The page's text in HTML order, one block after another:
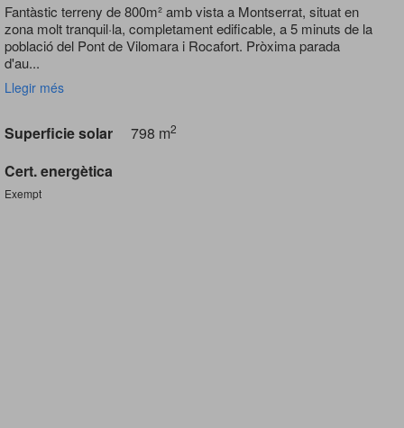
Fantàstic terreny de 800m² amb vista a Montserrat, situat en
zona molt tranquil·la, completament edificable, a 5 minuts de la
població del Pont de Vilomara i Rocafort. Pròxima parada
d'au...
Llegir més
Superficie solar 798 m2
Cert. energètica
Exempt